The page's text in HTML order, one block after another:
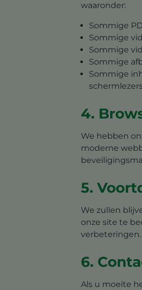
waaronder:
Sommige
Sommige
Sommige
Sommige
Sommige
4.
We hebben
moderne
5.
We zullen
onze site te
verbeteringen.
6.
Als u moeite